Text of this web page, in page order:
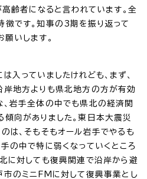
齢者になると言われています。全
です。知事の3期を振り返って
いします。
っていましたけれども、まず、
岸地方よりも県北地方の方が有効
岩手全体の中でも県北の経済関
向がありました。東日本大震災
は、そもそもオール岩手でやるも
の中で特に弱くなっていくところ
に対しても復興関連で沿岸から避
のミニFMに対して復興事業とし